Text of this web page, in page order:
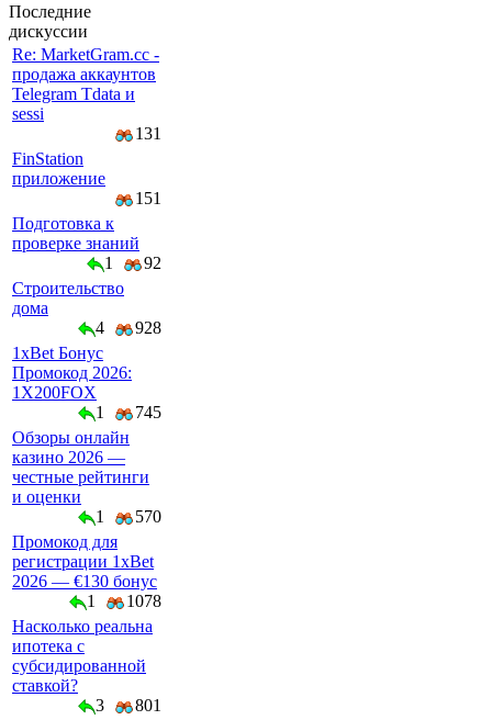
Последние
дискуссии
Re: MarketGram.cc -
продажа аккаунтов
Telegram Tdata и
sessi
131
FinStation
приложение
151
Подготовка к
проверке знаний
1
92
Строительство
дома
4
928
1xBet Бонус
Промокод 2026:
1X200FOX
1
745
Обзоры онлайн
казино 2026 —
честные рейтинги
и оценки
1
570
Промокод для
регистрации 1xBet
2026 — €130 бонус
1
1078
Насколько реальна
ипотека с
субсидированной
ставкой?
3
801